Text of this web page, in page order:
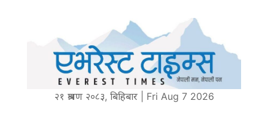
२१ श्रावण २०८३, बिहिबार | Fri Aug 7 2026